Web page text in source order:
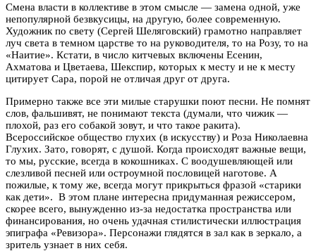
Смена власти в коллективе в этом смысле — замена одной, уже
непопулярной безвкусицы, на другую, более современную.
Художник по свету (Сергей Шеляговский) грамотно направляет
луч света в темном царстве то на руководителя, то на Розу, то на
«Наитие». Кстати, в число китчевых включены Есенин,
Ахматова и Цветаева, Шекспир, которых к месту и не к месту
цитирует Сара, порой не отличая друг от друга.
Примерно также все эти милые старушки поют песни. Не помнят
слов, фальшивят, не понимают текста (думали, что чижик —
плохой, раз его собакой зовут, и что такое ракита).
Всероссийское общество глухих (в искусству) и Роза Николаевна
Глухих. Зато, говорят, с душой. Когда происходят важные вещи,
то мы, русские, всегда в кокошниках. С воодушевляющей или
слезливой песней или остроумной пословицей наготове. А
пожилые, к тому же, всегда могут прикрыться фразой «старики
как дети». В этом плане интересна придуманная режиссером,
скорее всего, вынужденно из-за недостатка пространства или
финансирования, но очень удачная стилистически иллюстрация
эпиграфа «Ревизора». Персонажи глядятся в зал как в зеркало, а
зритель узнает в них себя.